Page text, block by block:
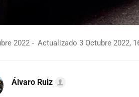
2022 Actualizado 3 Octubre 2022,
Álvaro Ruiz